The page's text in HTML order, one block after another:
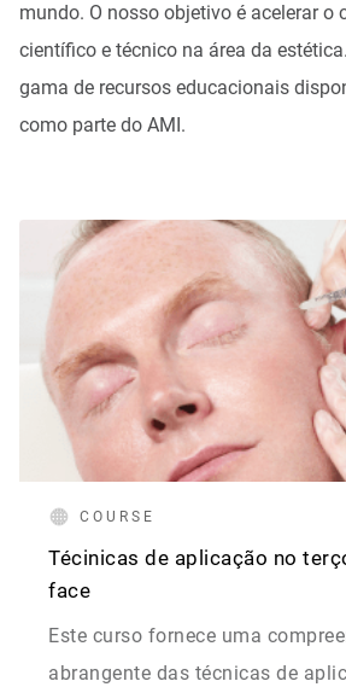
mundo. O nosso objetivo é acelerar o
científico e técnico na área da
gama de recursos educacionais
como parte do AMI.
COURSE
Técinicas de aplicação no
face
Este curso fornece uma
abrangente das técnicas de